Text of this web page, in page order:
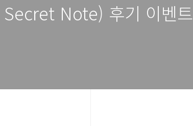
Note) 후기 이벤트